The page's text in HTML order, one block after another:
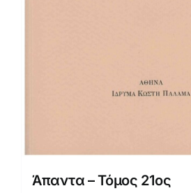
Άπαντα – Τόμος 21ος